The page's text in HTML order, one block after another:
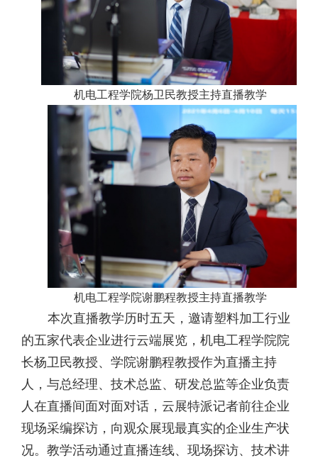
机电工程学院杨卫民教授主持直播教学
机电工程学院谢鹏程教授主持直播教学
本次直播教学历时五天，邀请塑料加工行业
的五家代表企业进行云端展览，机电工程学院院
长杨卫民教授、学院谢鹏程教授作为直播主持
人，与总经理、技术总监、研发总监等企业负责
人在直播间面对面对话，云展特派记者前往企业
现场采编探访，向观众展现最真实的企业生产状
况。教学活动通过直播连线、现场探访、技术讲